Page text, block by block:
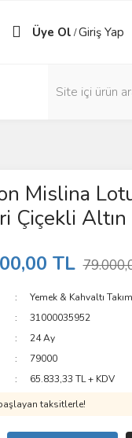
Üye Ol /Giriş Yap
Mislina
Çiçekli
TL
Yemek & Kahvaltı
31000035952
24 Ay
79000
65.833,33 TL + KDV
taksitlerle!